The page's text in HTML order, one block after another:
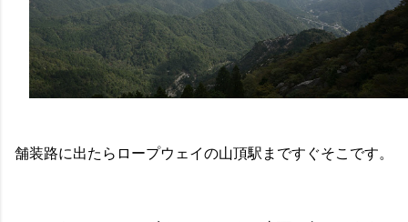
舗装路に出たらロープウェイの山頂駅まですぐそこです。